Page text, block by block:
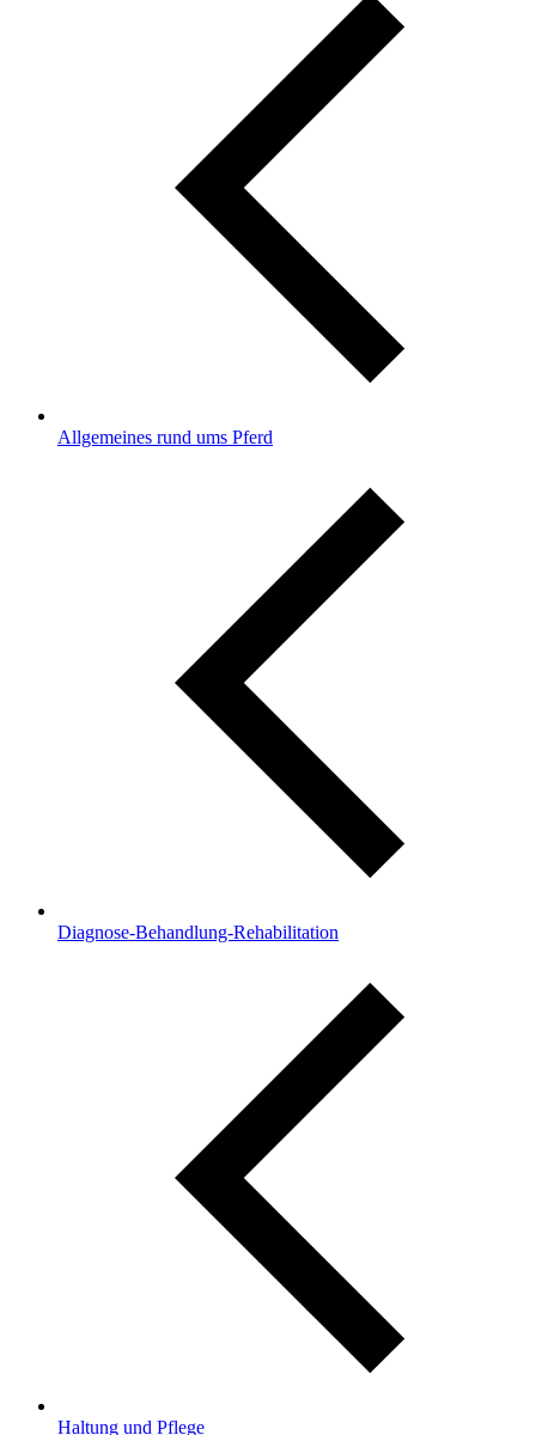
Allgemeines rund ums Pferd
Diagnose-Behandlung-Rehabilitation
Haltung und Pflege